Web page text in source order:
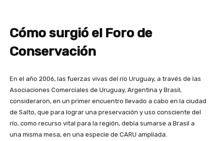
Cómo surgió el Foro de
Conservación
En el año 2006, las fuerzas vivas del río Uruguay, a través de las
Asociaciones Comerciales de Uruguay, Argentina y Brasil,
consideraron, en un primer encuentro llevado a cabo en la ciudad
de Salto, que para lograr una preservación y uso consciente del
río, como recurso vital para la región, debía sumarse a Brasil a
una misma mesa, en una especie de CARU ampliada.